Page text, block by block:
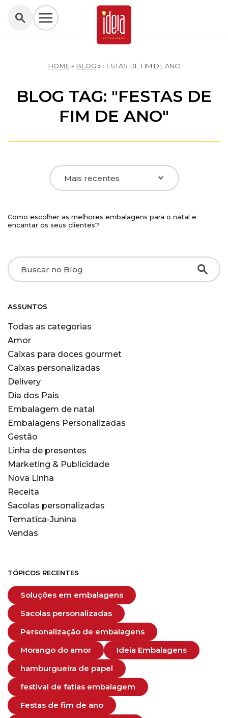
HOME» BLOG » FESTAS DE FIM DE ANO
BLOG TAG: "FESTAS DE
FIM DE ANO"
Embalagens Personalizadas
Como escolher as melhores embalagens para o natal e
encantar os seus clientes?
ASSUNTOS
Todas as categorias
Amor
Caixas para doces gourmet
Caixas personalizadas
Delivery
Dia dos Pais
Embalagem de natal
Embalagens Personalizadas
Gestão
Linha de presentes
Marketing & Publicidade
Nova Linha
Receita
Sacolas personalizadas
Tematica-Junina
Vendas
TÓPICOS RECENTES
Soluções em embalagens
Sacolas personalizadas
Personalização de embalagens
Morango do amor
Ideia Embalagens
hamburgueira de papel
festival de fatias embalagem
Festas de fim de ano